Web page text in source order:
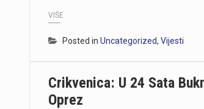
VIŠE
Posted in Uncategorized, Vijesti
Crikvenica: U 24 Sata
Oprez